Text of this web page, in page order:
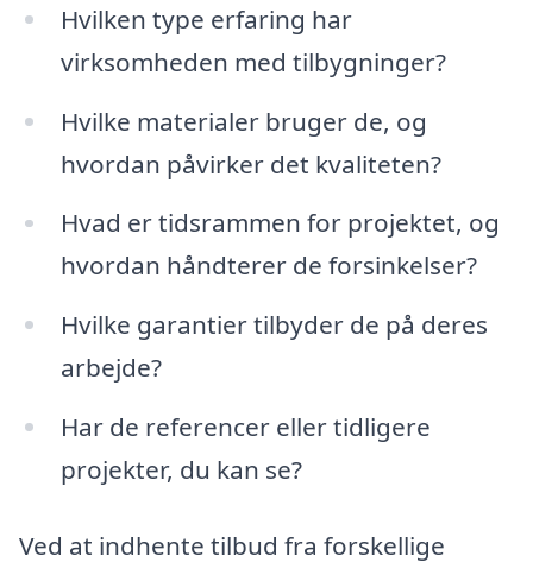
Hvilken type erfaring har
virksomheden med tilbygninger?
Hvilke materialer bruger de, og
hvordan påvirker det kvaliteten?
Hvad er tidsrammen for projektet, og
hvordan håndterer de forsinkelser?
Hvilke garantier tilbyder de på deres
arbejde?
Har de referencer eller tidligere
projekter, du kan se?
Ved at indhente tilbud fra forskellige